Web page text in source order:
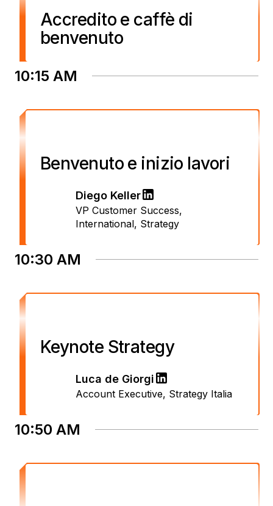
Accredito e caffè di
benvenuto
10:15 AM
Benvenuto e inizio lavori
Diego Keller
VP Customer Success,
International, Strategy
10:30 AM
Keynote Strategy
Luca de Giorgi
Account Executive, Strategy Italia
10:50 AM